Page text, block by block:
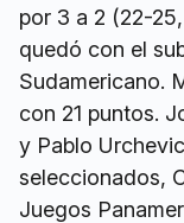
por 3 a 2 (22-
quedó con el
Sudamericano.
con 21 puntos.
y Pablo
seleccionados,
Juegos